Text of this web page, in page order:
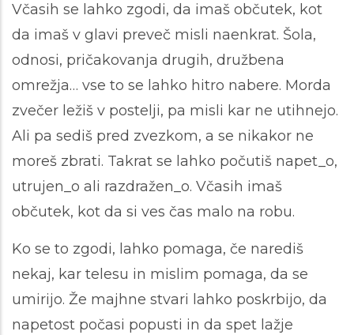
Včasih se lahko zgodi, da imaš občutek, kot
da imaš v glavi preveč misli naenkrat. Šola,
odnosi, pričakovanja drugih, družbena
omrežja… vse to se lahko hitro nabere. Morda
zvečer ležiš v postelji, pa misli kar ne utihnejo.
Ali pa sediš pred zvezkom, a se nikakor ne
moreš zbrati. Takrat se lahko počutiš napet_o,
utrujen_o ali razdražen_o. Včasih imaš
občutek, kot da si ves čas malo na robu.
Ko se to zgodi, lahko pomaga, če narediš
nekaj, kar telesu in mislim pomaga, da se
umirijo. Že majhne stvari lahko poskrbijo, da
napetost počasi popusti in da spet lažje